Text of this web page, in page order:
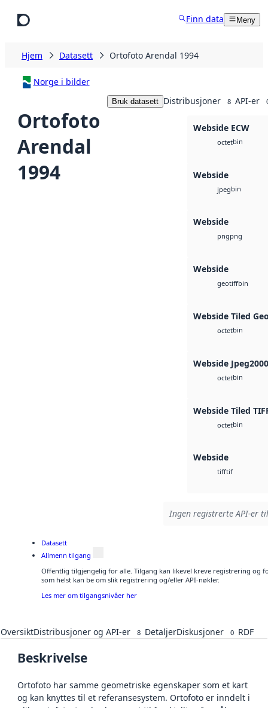
Finn data Meny
Hjem Datasett Ortofoto Arendal 1994
Norge i bilder
Ortofoto
Arendal
1994
Bruk datasett Distribusjoner 8 API-er
Webside ECW
octetbin
Webside
jpegbin
Webside
pngpng
Webside
geotiffbin
Webside Tiled
octetbin
Webside Jpeg2000
octetbin
Webside Tiled
octetbin
Webside
tifftif
Ingen registrerte API-er
Datasett
Allmenn tilgang
Offentlig tilgjengelig for alle. Tilgang kan likevel kreve registrering og
som helst kan be om slik registrering og/eller API-nøkler.
Les mer om tilgangsnivåer her
OversiktDistribusjoner og API-er 8 DetaljerDiskusjoner 0 RDF
Beskrivelse
Ortofoto har samme geometriske egenskaper som et kart
og kan knyttes til et referansesystem. Ortofoto er inndelt i